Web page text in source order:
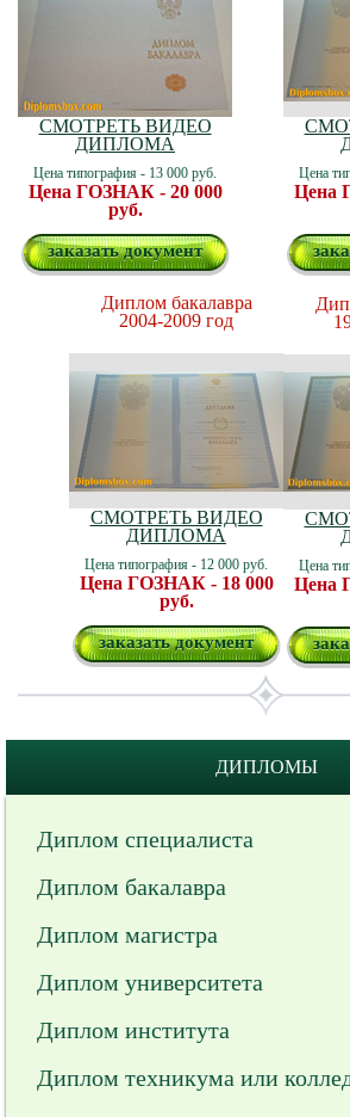
СМОТРЕТЬ ВИДЕО
ДИПЛОМА
Цена типография - 13 000 руб.
Цена ГОЗНАК - 20 000
руб.
заказать документ
Цена
Цена
Диплом бакалавра
2004-2009 год
СМОТРЕТЬ ВИДЕО
ДИПЛОМА
Цена типография - 12 000 руб.
Цена ГОЗНАК - 18 000
руб.
заказать документ
Цена
Цена
ДИПЛОМЫ
Диплом специалиста
Диплом бакалавра
Диплом магистра
Диплом университета
Диплом института
Диплом техникума или